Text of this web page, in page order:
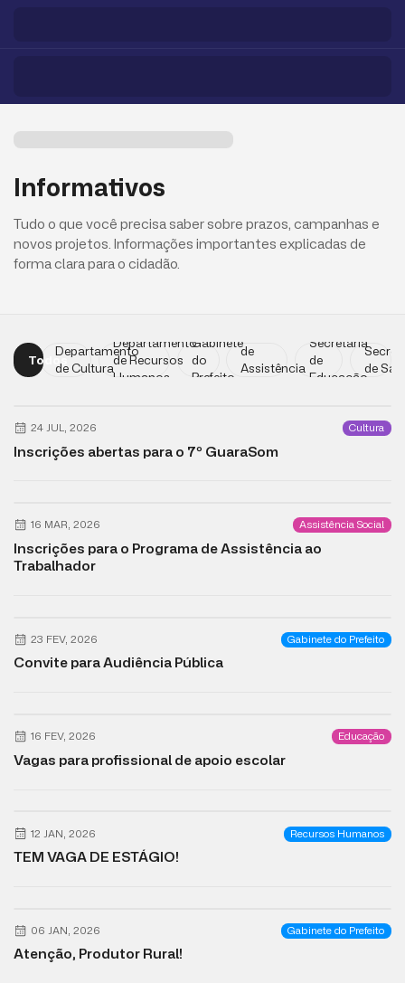
Informativos
Tudo o que você precisa saber sobre prazos, campanhas e
novos projetos. Informações importantes explicadas de
forma clara para o cidadão.
Todos
Departamento
de Cultura
Departamento
de Recursos
Humanos
Gabinete
do
Prefeito
de
Assistência
Secretaria
de
Educação
de
24 JUL, 2026 Cultura
Inscrições abertas para o 7º GuaraSom
16 MAR, 2026 Assistência Social
Inscrições para o Programa de Assistência ao
Trabalhador
23 FEV, 2026 Gabinete do Prefeito
Convite para Audiência Pública
16 FEV, 2026 Educação
Vagas para profissional de apoio escolar
12 JAN, 2026 Recursos Humanos
TEM VAGA DE ESTÁGIO!
06 JAN, 2026 Gabinete do Prefeito
Atenção, Produtor Rural!